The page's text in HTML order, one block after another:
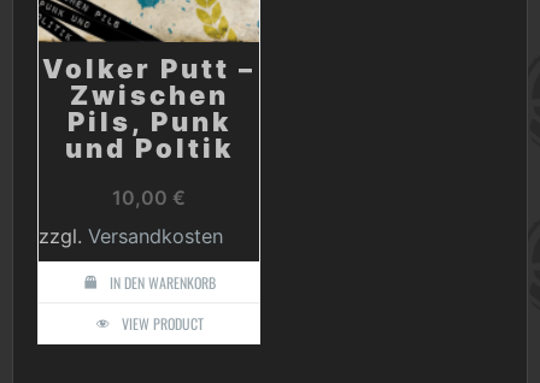
Volker Putt –
Zwischen
Pils, Punk
und Poltik
10,00€
zzgl. Versandkosten
IN DEN WARENKORB
VIEW PRODUCT